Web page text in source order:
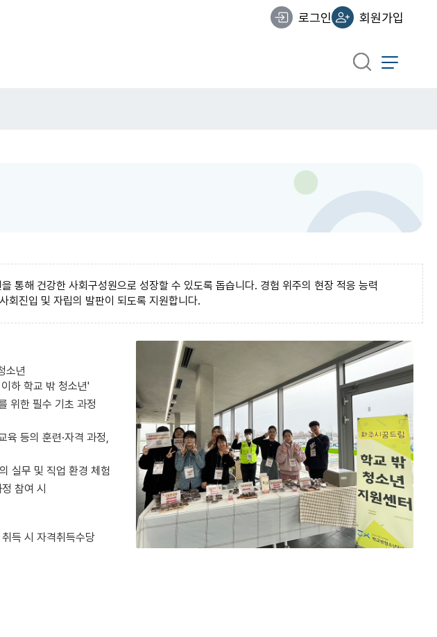
로그인 회원가입
통해 건강한 사회구성원으로 성장할 수 있도록 돕습니다. 경험 위주의 현장 적응 능력
회진입 및 자립의 발판이 되도록 지원합니다.
소년
하 학교 밖 청소년'
위한 필수 기초 과정
육 등의 훈련·자격 과정,
실무 및 직업 환경 체험
참여 시
득 시 자격취득수당